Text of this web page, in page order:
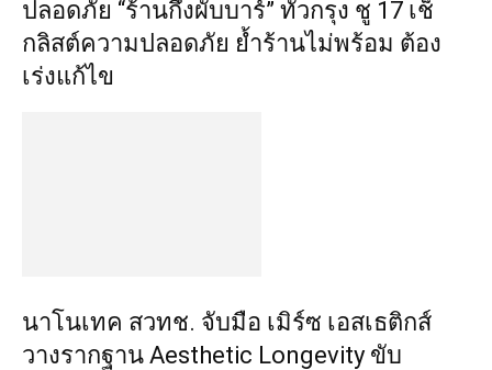
ปลอดภัย “ร้านกึ่งผับบาร์” ทั่วกรุง ชู 17 เช็
กลิสต์ความปลอดภัย ย้ำร้านไม่พร้อม ต้อง
เร่งแก้ไข
นาโนเทค สวทช. จับมือ เมิร์ซ เอสเธติกส์
วางรากฐาน Aesthetic Longevity ขับ